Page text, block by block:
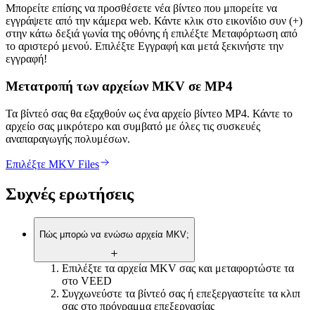
Μπορείτε επίσης να προσθέσετε νέα βίντεο που μπορείτε να
εγγράψετε από την κάμερα web. Κάντε κλικ στο εικονίδιο συν (+)
στην κάτω δεξιά γωνία της οθόνης ή επιλέξτε Μεταφόρτωση από
το αριστερό μενού. Επιλέξτε Εγγραφή και μετά ξεκινήστε την
εγγραφή!
Μετατροπή των αρχείων MKV σε MP4
Τα βίντεό σας θα εξαχθούν ως ένα αρχείο βίντεο MP4. Κάντε το
αρχείο σας μικρότερο και συμβατό με όλες τις συσκευές
αναπαραγωγής πολυμέσων.
Επιλέξτε MKV Files
Συχνές ερωτήσεις
Πώς μπορώ να ενώσω αρχεία MKV;
Επιλέξτε τα αρχεία MKV σας και μεταφορτώστε τα
στο VEED
Συγχωνεύστε τα βίντεό σας ή επεξεργαστείτε τα κλιπ
σας στο πρόγραμμα επεξεργασίας